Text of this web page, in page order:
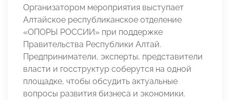
Организатором мероприятия выступает
Алтайское республиканское отделение
«ОПОРЫ РОССИИ» при поддержке
Правительства Республики Алтай.
Предприниматели, эксперты, представители
власти и госструктур соберутся на одной
площадке, чтобы обсудить актуальные
вопросы развития бизнеса и экономики.